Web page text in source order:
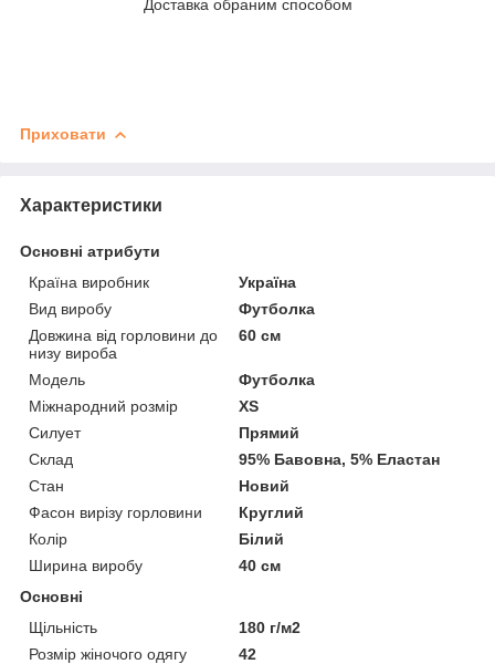
Доставка обраним способом
Приховати
Характеристики
Основні атрибути
Країна виробник
Україна
Вид виробу
Футболка
Довжина від горловини до
низу вироба
60 см
Модель
Футболка
Міжнародний розмір
XS
Силует
Прямий
Склад
95% Бавовна, 5% Еластан
Стан
Новий
Фасон вирізу горловини
Круглий
Колір
Білий
Ширина виробу
40 см
Основні
Щільність
180 г/м2
Розмір жіночого одягу
42